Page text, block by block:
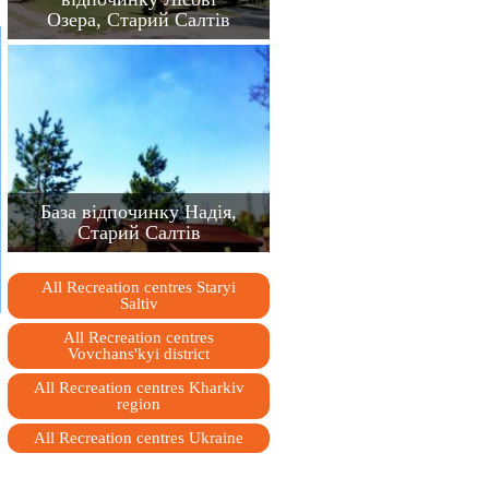
Озера, Старий Салтів
База відпочинку Надія,
Старий Салтів
All Recreation centres Staryi
Saltiv
All Recreation centres
Vovchans'kyi district
All Recreation centres Kharkiv
region
All Recreation centres Ukraine